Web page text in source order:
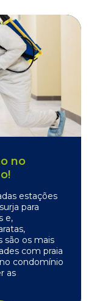
no
estações
para
e,
são os mais
com praia
condomínio
as